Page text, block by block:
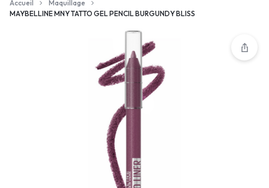
Accueil
Maquillage
MAYBELLINE MNY TATTO GEL PENCIL BURGUNDY BLISS